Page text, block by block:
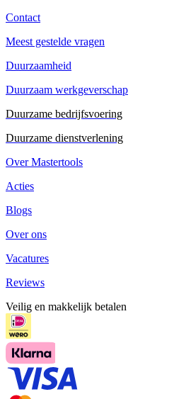
Contact
Meest gestelde vragen
Duurzaamheid
Duurzaam werkgeverschap
Duurzame bedrijfsvoering
Duurzame dienstverlening
Over Mastertools
Acties
Blogs
Over ons
Vacatures
Reviews
Veilig en makkelijk betalen